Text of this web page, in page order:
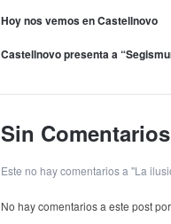
Hoy nos vemos en Castellnovo
Castellnovo presenta a
Sin Comentarios
Este no hay comentarios a "La
No hay comentarios a este post